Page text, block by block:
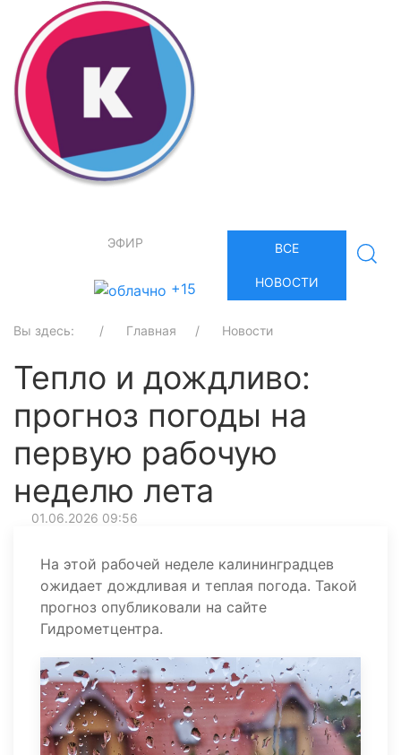
ЭФИР
+15
ВСЕ
НОВОСТИ
Вы здесь: Главная Новости
Тепло и дождливо:
прогноз погоды на
первую рабочую
неделю лета
01.06.2026 09:56
На этой рабочей неделе калининградцев
ожидает дождливая и теплая погода. Такой
прогноз опубликовали на сайте
Гидрометцентра.